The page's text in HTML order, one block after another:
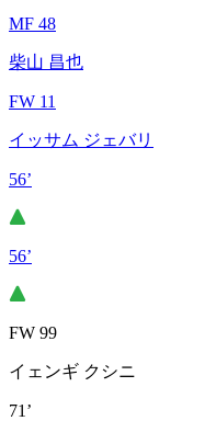
MF 48
柴山 昌也
FW 11
イッサム ジェバリ
56’
56’
FW 99
イェンギ クシニ
71’